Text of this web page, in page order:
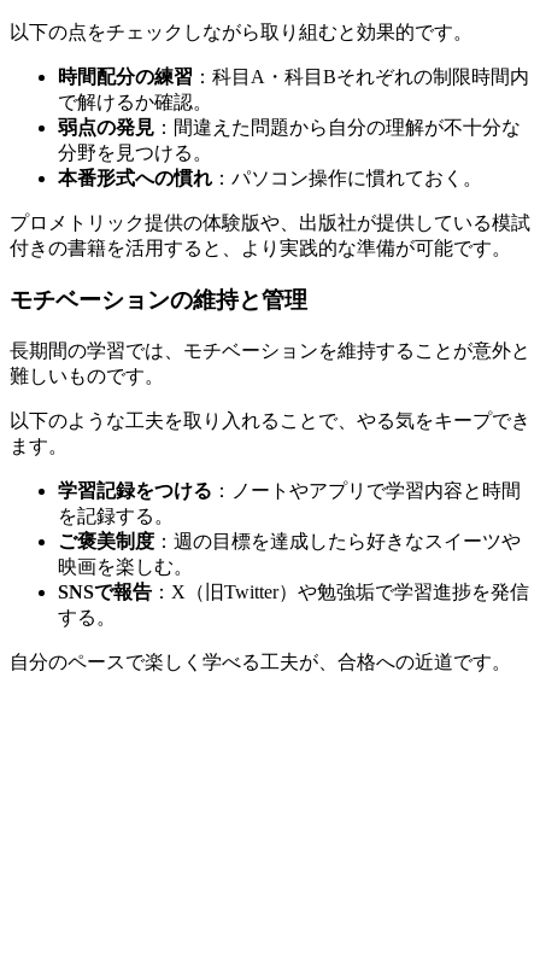
以下の点をチェックしながら取り組むと効果的です。
時間配分の練習 ：科目A・科目Bそれぞれの制限時間内
で解けるか確認。
弱点の発見 ：間違えた問題から自分の理解が不十分な
分野を見つける。
本番形式への慣れ ：パソコン操作に慣れておく。
プロメトリック提供の体験版や、出版社が提供している模試
付きの書籍を活用すると、より実践的な準備が可能です。
モチベーションの維持と管理
長期間の学習では、モチベーションを維持することが意外と
難しいものです。
以下のような工夫を取り入れることで、やる気をキープでき
ます。
学習記録をつける ：ノートやアプリで学習内容と時間
を記録する。
ご褒美制度 ：週の目標を達成したら好きなスイーツや
映画を楽しむ。
SNSで報告 ：X（旧Twitter）や勉強垢で学習進捗を発信
する。
自分のペースで楽しく学べる工夫が、合格への近道です。